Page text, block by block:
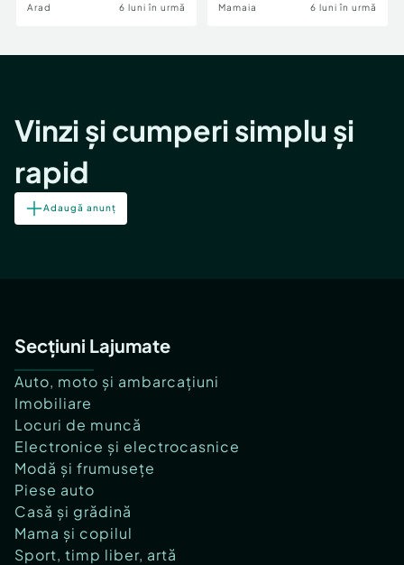
Arad 6 luni în urmă Mamaia 6 luni în urmă
Vinzi și cumperi simplu și
rapid
Adaugă anunț
Secțiuni Lajumate
Auto, moto și ambarcațiuni
Imobiliare
Locuri de muncă
Electronice și electrocasnice
Modă și frumusețe
Piese auto
Casă și grădină
Mama și copilul
Sport, timp liber, artă